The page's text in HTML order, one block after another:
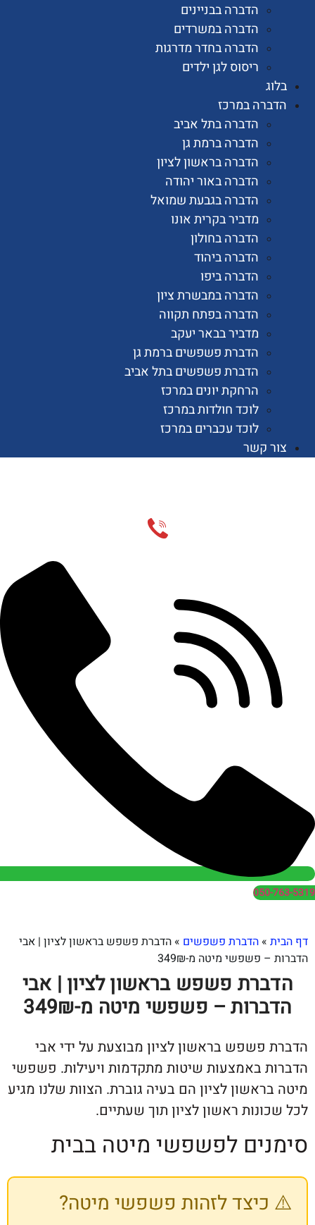
הדברה בבניינים
הדברה במשרדים
הדברה בחדר מדרגות
ריסוס לגן ילדים
במרכז
הדברה בתל אביב
הדברה ברמת גן
הדברה בראשון לציון
הדברה באור יהודה
הדברה בגבעת שמואל
מדביר בקרית אונו
הדברה בחולון
הדברה ביהוד
הדברה ביפו
הדברה במבשרת ציון
הדברה בפתח תקווה
מדביר בבאר יעקב
הדברת פשפשים ברמת גן
הדברת פשפשים בתל אביב
הרחקת יונים במרכז
לוכד חולדות במרכז
לוכד עכברים במרכז
»הדברת פשפשים »הדברת פשפש בראשון לציון | אבי
מיטה מ-349₪
פשפש בראשון לציון | אבי
– פשפשי מיטה מ-349₪
בראשון לציון מבוצעת על ידי אבי
באמצעות שיטות מתקדמות ויעילות. פשפשי
לציון הם בעיה גוברת. הצוות שלנו מגיע
ראשון לציון תוך שעתיים.
לפשפשי מיטה בבית
לזהות פשפשי מיטה?